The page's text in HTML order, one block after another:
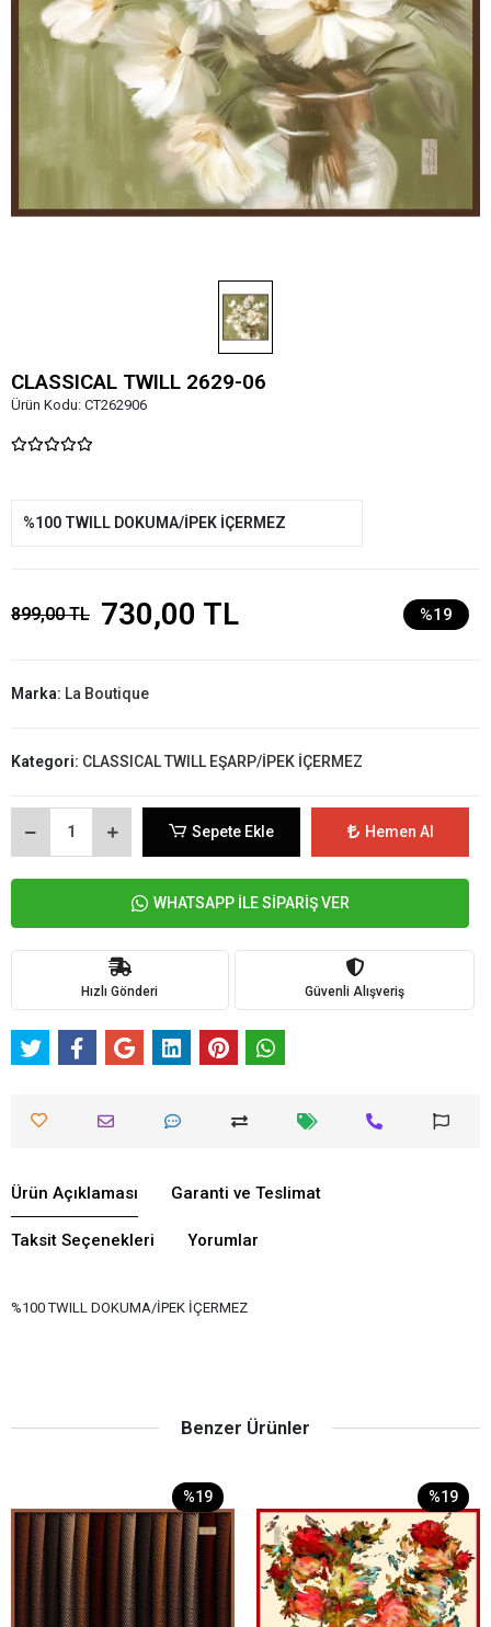
CLASSICAL TWILL 2629-06
Ürün Kodu: CT262906
%100 TWILL DOKUMA/İPEK İÇERMEZ
899,00 TL 730,00 TL %19
Marka: La Boutique
Kategori: CLASSICAL TWILL EŞARP/İPEK İÇERMEZ
Sepete Ekle Hemen Al
WHATSAPP İLE SİPARİŞ VER
Hızlı Gönderi Güvenli Alışveriş
Ürün Açıklaması Garanti ve Teslimat
Taksit Seçenekleri Yorumlar
%100 TWILL DOKUMA/İPEK İÇERMEZ
Benzer Ürünler
%19 %19